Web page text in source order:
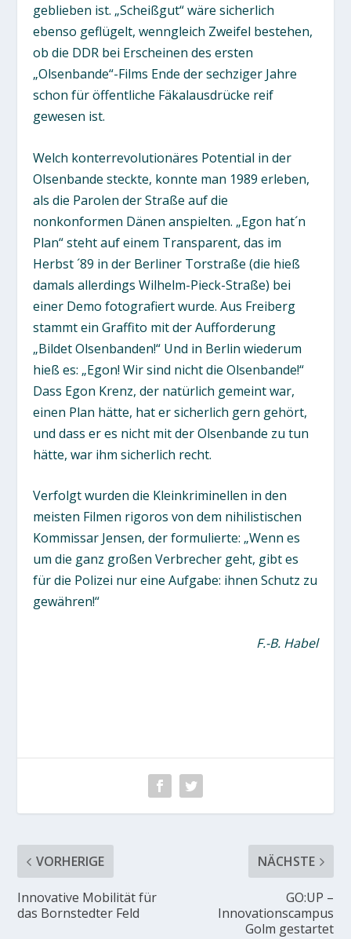
geblieben ist. „Scheißgut“ wäre sicherlich
ebenso geflügelt, wenngleich Zweifel bestehen,
ob die DDR bei Erscheinen des ersten
„Olsenbande“-Films Ende der sechziger Jahre
schon für öffentliche Fäkalausdrücke reif
gewesen ist.
Welch konterrevolutionäres Potential in der
Olsenbande steckte, konnte man 1989 erleben,
als die Parolen der Straße auf die
nonkonformen Dänen anspielten. „Egon hat´n
Plan“ steht auf einem Transparent, das im
Herbst ´89 in der Berliner Torstraße (die hieß
damals allerdings Wilhelm-Pieck-Straße) bei
einer Demo fotografiert wurde. Aus Freiberg
stammt ein Graffito mit der Aufforderung
„Bildet Olsenbanden!“ Und in Berlin wiederum
hieß es: „Egon! Wir sind nicht die Olsenbande!“
Dass Egon Krenz, der natürlich gemeint war,
einen Plan hätte, hat er sicherlich gern gehört,
und dass er es nicht mit der Olsenbande zu tun
hätte, war ihm sicherlich recht.
Verfolgt wurden die Kleinkriminellen in den
meisten Filmen rigoros von dem nihilistischen
Kommissar Jensen, der formulierte: „Wenn es
um die ganz großen Verbrecher geht, gibt es
für die Polizei nur eine Aufgabe: ihnen Schutz zu
gewähren!“
F.-B. Habel
VORHERIGE
Innovative Mobilität für
das Bornstedter Feld
NÄCHSTE
GO:UP –
Innovationscampus
Golm gestartet